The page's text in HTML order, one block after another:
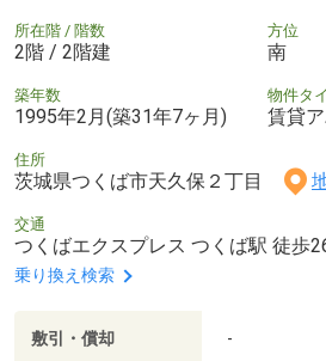
所在階 / 階数
2階 / 2階建
方位
南
築年数
1995年2月(築31年7ヶ月)
物件タ
賃貸
住所
茨城県つくば市天久保２丁目
交通
つくばエクスプレス つくば駅 徒歩
乗り換え検索
敷引・償却 -